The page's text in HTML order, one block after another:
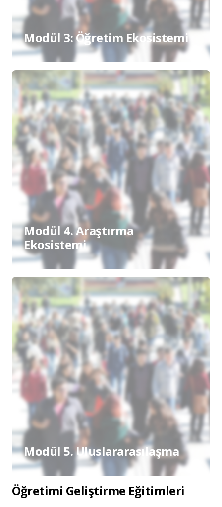
Modül 3: Öğretim Ekosistemi
Modül 4. Araştırma
Ekosistemi
Modül 5. Uluslararasılaşma
Öğretimi Geliştirme Eğitimleri